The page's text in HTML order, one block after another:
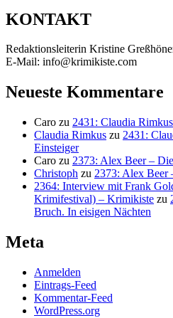
KONTAKT
Redaktionsleiterin Kristine
E-Mail: info@krimikiste.com
Neueste Kommentare
Caro zu 2431: Claudia
Claudia Rimkus zu 2431:
Einsteiger
Caro zu 2373: Alex Beer –
Christoph zu 2373: Alex Beer
2364: Interview mit Frank
Krimifestival) – Krimikiste zu
Bruch. In eisigen Nächten
Meta
Anmelden
Eintrags-Feed
Kommentar-Feed
WordPress.org